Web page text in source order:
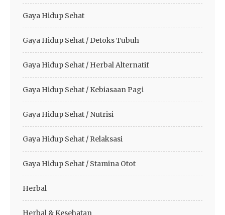
Gaya Hidup Sehat
Gaya Hidup Sehat / Detoks Tubuh
Gaya Hidup Sehat / Herbal Alternatif
Gaya Hidup Sehat / Kebiasaan Pagi
Gaya Hidup Sehat / Nutrisi
Gaya Hidup Sehat / Relaksasi
Gaya Hidup Sehat / Stamina Otot
Herbal
Herbal & Kesehatan